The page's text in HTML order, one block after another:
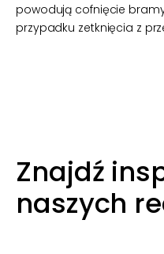
powodują cofnięcie
przypadku zetknięcia z
Znajdź
naszych